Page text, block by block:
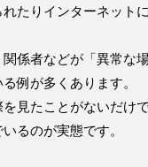
たりインターネット
係者などが「異常な
例が多くあります。
見たことがないだけ
るのが実態です。